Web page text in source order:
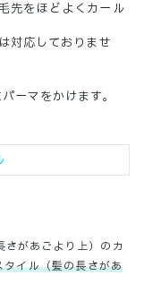
先をほどよくカール
対応しておりませ
ーマをかけます。
さがあごより上）のカ
イル（髪の長さがあ